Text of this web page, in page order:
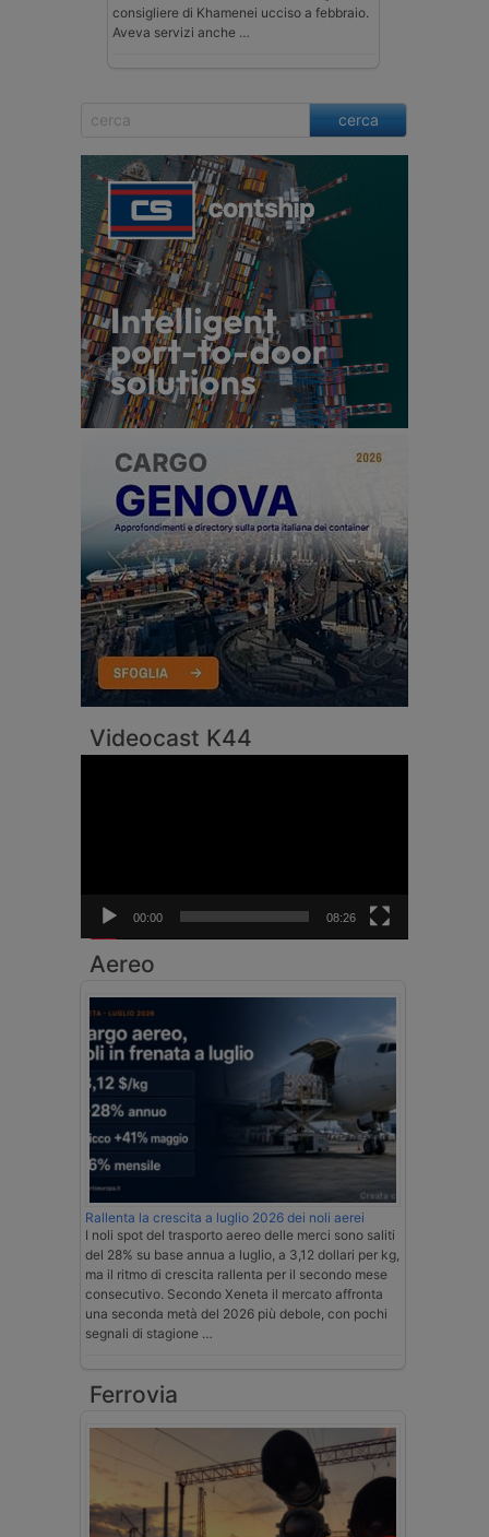
consigliere di Khamenei ucciso a febbraio.
Aveva servizi anche …
cerca
Videocast K44
00:00 08:26
Aereo
Rallenta la crescita a luglio 2026 dei noli aerei
I noli spot del trasporto aereo delle merci sono saliti
del 28% su base annua a luglio, a 3,12 dollari per kg,
ma il ritmo di crescita rallenta per il secondo mese
consecutivo. Secondo Xeneta il mercato affronta
una seconda metà del 2026 più debole, con pochi
segnali di stagione …
Ferrovia